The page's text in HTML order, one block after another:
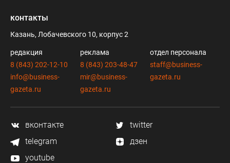
контакты
Казань, Лобачевского 10, корпус 2
редакция
8 (843) 202-12-10
info@business-
gazeta.ru
реклама
8 (843) 203-48-47
mir@business-
gazeta.ru
отдел персонала
staff@business-
gazeta.ru
вконтакте
twitter
telegram
дзен
youtube